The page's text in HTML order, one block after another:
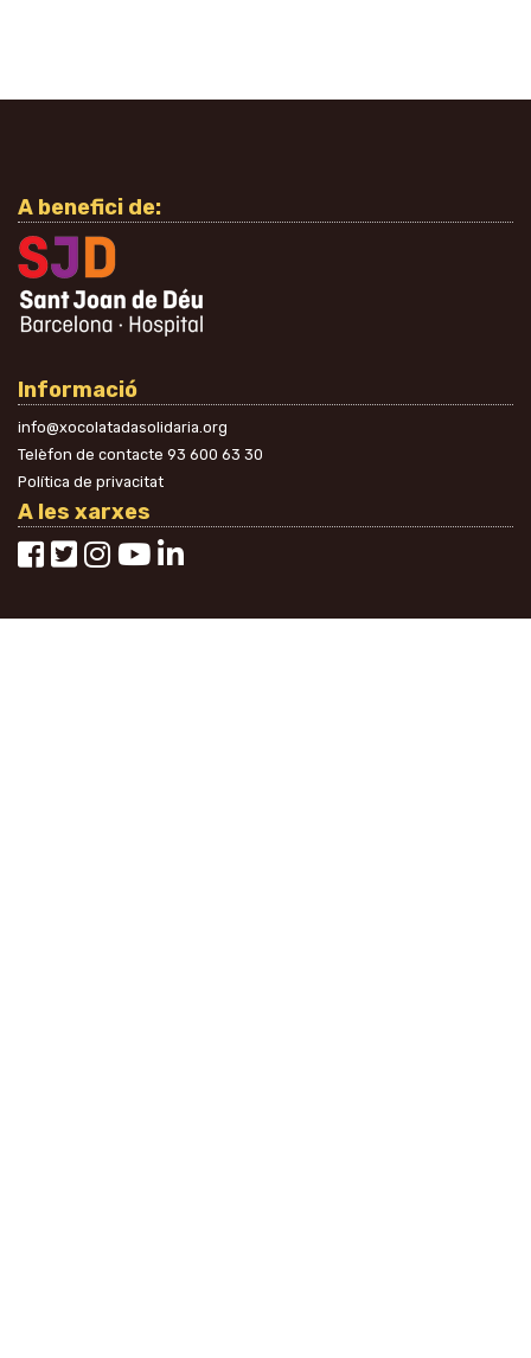
A benefici de:
Informació
info@xocolatadasolidaria.org
Telèfon de contacte 93 600 63 30
Política de privacitat
A les xarxes